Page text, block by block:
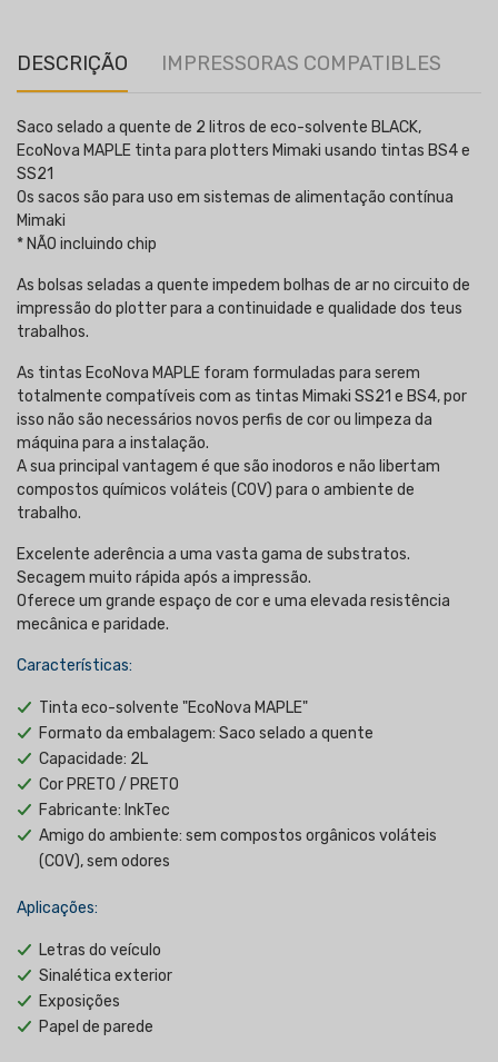
DESCRIÇÃO IMPRESSORAS COMPATIBLES
Saco selado a quente de 2 litros de eco-solvente BLACK,
EcoNova MAPLE tinta para plotters Mimaki usando tintas BS4 e
SS21
Os sacos são para uso em sistemas de alimentação contínua
Mimaki
* NÃO incluindo chip
As bolsas seladas a quente impedem bolhas de ar no circuito de
impressão do plotter para a continuidade e qualidade dos teus
trabalhos.
As tintas EcoNova MAPLE foram formuladas para serem
totalmente compatíveis com as tintas Mimaki SS21 e BS4, por
isso não são necessários novos perfis de cor ou limpeza da
máquina para a instalação.
A sua principal vantagem é que são inodoros e não libertam
compostos químicos voláteis (COV) para o ambiente de
trabalho.
Excelente aderência a uma vasta gama de substratos.
Secagem muito rápida após a impressão.
Oferece um grande espaço de cor e uma elevada resistência
mecânica e paridade.
Características:
Tinta eco-solvente "EcoNova MAPLE"
Formato da embalagem: Saco selado a quente
Capacidade: 2L
Cor PRETO / PRETO
Fabricante: InkTec
Amigo do ambiente: sem compostos orgânicos voláteis
(COV), sem odores
Aplicações:
Letras do veículo
Sinalética exterior
Exposições
Papel de parede